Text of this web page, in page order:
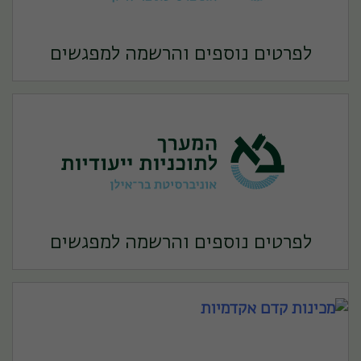
לפרטים נוספים והרשמה למפגשים
לפרטים נוספים והרשמה למפגשים